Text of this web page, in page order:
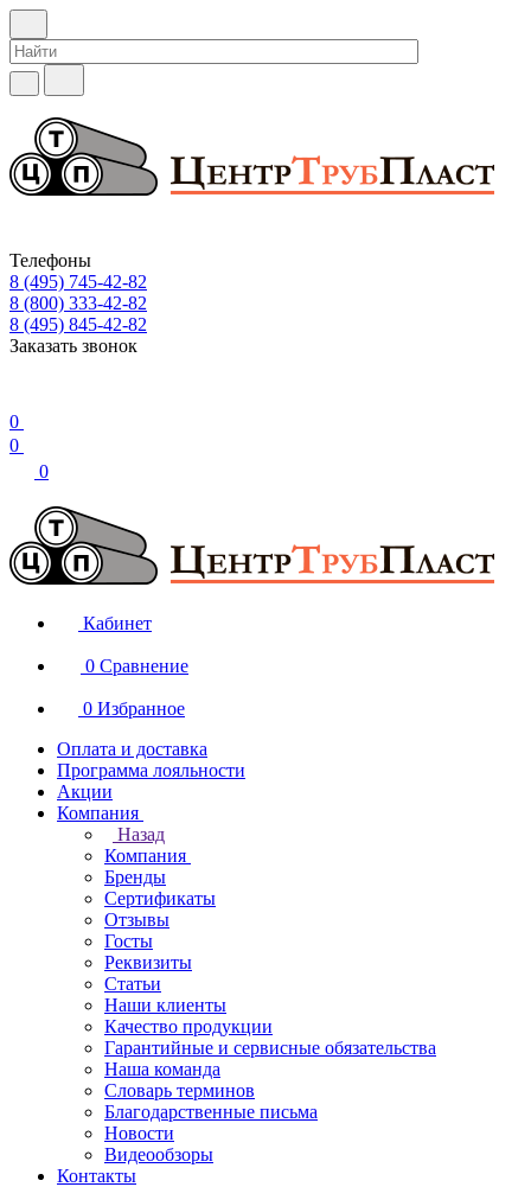
Телефоны
8 (495) 745-42-82
8 (800) 333-42-82
8 (495) 845-42-82
Заказать звонок
0
0
0
Кабинет
0 Сравнение
0 Избранное
Оплата и доставка
Программа лояльности
Акции
Компания
Назад
Компания
Бренды
Сертификаты
Отзывы
Госты
Реквизиты
Статьи
Наши клиенты
Качество продукции
Гарантийные и сервисные обязательства
Наша команда
Словарь терминов
Благодарственные письма
Новости
Видеообзоры
Контакты